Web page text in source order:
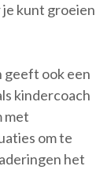
kunt groeien
ook een
kindercoach
met
om te
het